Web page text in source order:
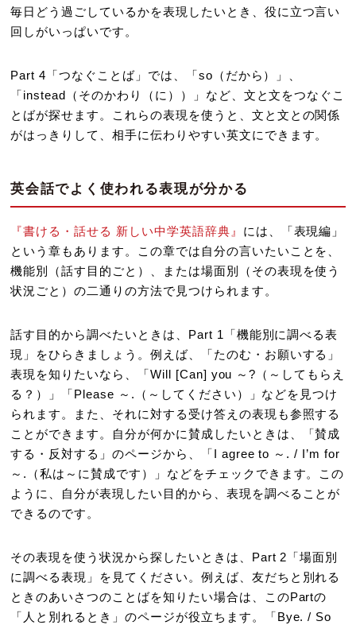
毎日どう過ごしているかを表現したいとき、役に立つ言い
回しがいっぱいです。
Part 4「つなぐことば」では、「so（だから）」、
「instead（そのかわり（に））」など、文と文をつなぐこ
とばが探せます。これらの表現を使うと、文と文との関係
がはっきりして、相手に伝わりやすい英文にできます。
英会話でよく使われる表現が分かる
『書ける・話せる 新しい中学英語辞典』 には、「表現編」
という章もあります。この章では自分の言いたいことを、
機能別（話す目的ごと）、または場面別（その表現を使う
状況ごと）の二通りの方法で見つけられます。
話す目的から調べたいときは、Part 1「機能別に調べる表
現」をひらきましょう。例えば、「たのむ・お願いする」
表現を知りたいなら、「Will [Can] you ～?（～してもらえ
る？）」「Please ～.（～してください）」などを見つけ
られます。また、それに対する受け答えの表現も参照する
ことができます。自分が何かに賛成したいときは、「賛成
する・反対する」のページから、「I agree to ～. / I’m for
～.（私は～に賛成です）」などをチェックできます。この
ように、自分が表現したい目的から、表現を調べることが
できるのです。
その表現を使う状況から探したいときは、Part 2「場面別
に調べる表現」を見てください。例えば、友だちと別れる
ときのあいさつのことばを知りたい場合は、このPartの
「人と別れるとき」のページが役立ちます。「Bye. / So